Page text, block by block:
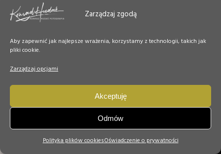
Zarządzaj zgodą
Aby zapewnić jak najlepsze wrażenia, korzystamy z technologii, takich jak
pliki cookie.
Zarządzaj opcjami
Akceptuję
Odmów
Polityka plików cookiesOświadczenie o prywatności